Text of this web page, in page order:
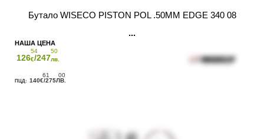
Бутало WISECO PISTON POL .50MM EDGE 340 08
126
54
€/247
50
лв.
140
61
€/275
00
ЛВ.